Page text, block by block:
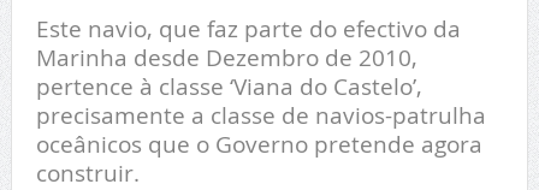
Este navio, que faz parte do efectivo da
Marinha desde Dezembro de 2010,
pertence à classe ‘Viana do Castelo’,
precisamente a classe de navios-patrulha
oceânicos que o Governo pretende agora
construir.